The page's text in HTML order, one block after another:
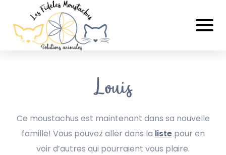
Louis
Ce moustachus est maintenant dans sa nouvelle
famille! Vous pouvez aller dans la listepour en
voir d’autres qui pourraient vous plaire.